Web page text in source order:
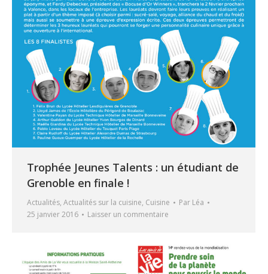
Trophée Jeunes Talents : un étudiant de
Grenoble en finale !
Actualités, Actualités sur la cuisine, Cuisine Par Léa
25 janvier 2016
Laisser un commentaire